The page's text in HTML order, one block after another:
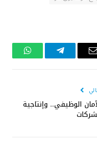
البريد
تيلقرام واتساب
الوظيفي.. وإنتاجية